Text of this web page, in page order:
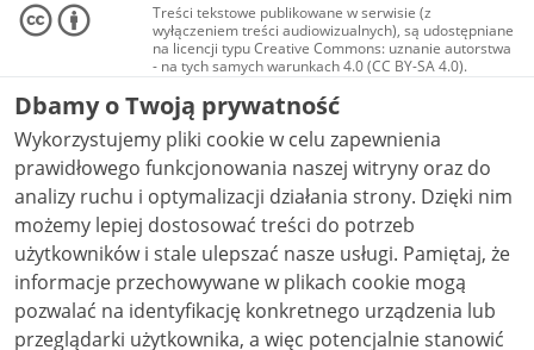
Treści tekstowe publikowane w serwisie (z
wyłączeniem treści audiowizualnych), są udostępniane
na licencji typu Creative Commons: uznanie autorstwa
- na tych samych warunkach 4.0 (CC BY-SA 4.0).
Materiały audiowizualne, w tym zdjęcia, materiały
audio i wideo, są udostępniane na licencji typu
Creative Commons: uznanie autorstwa użycie
niekomercyjne - bez utworów zależnych 4.0 (CC BY-
NC-ND 4.0), o ile nie jest to stwierdzone inaczej.
Dbamy o Twoją prywatność
Wykorzystujemy pliki cookie w celu zapewnienia
prawidłowego funkcjonowania naszej witryny oraz do
analizy ruchu i optymalizacji działania strony. Dzięki nim
możemy lepiej dostosować treści do potrzeb
użytkowników i stale ulepszać nasze usługi. Pamiętaj, że
informacje przechowywane w plikach cookie mogą
pozwalać na identyfikację konkretnego urządzenia lub
przeglądarki użytkownika, a więc potencjalnie stanowić